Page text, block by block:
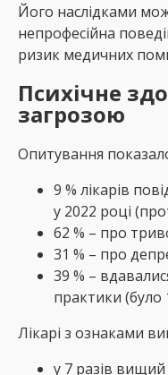
Його наслідками
непрофесійна
ризик медичних
Психічне
загрозою
Опитування
9 % лікарів
у 2022 році
62 % – про
31 % – про
39 % –
практики (було
Лікарі з ознаками
у 7 разів